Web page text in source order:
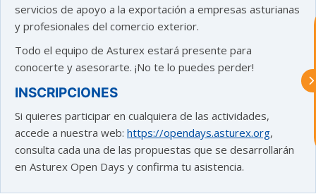
servicios de apoyo a la exportación a empresas asturianas
y profesionales del comercio exterior.
Todo el equipo de Asturex estará presente para
conocerte y asesorarte. ¡No te lo puedes perder!
INSCRIPCIONES
Si quieres participar en cualquiera de las actividades,
accede a nuestra web: https://opendays.asturex.org,
consulta cada una de las propuestas que se desarrollarán
en Asturex Open Days y confirma tu asistencia.
¡Hola, soy Astu
Estoy aquí para
tu empresa e informarte sobre los
eventos y actividades que lleva a cabo
Asturex.
Al continuar con la Conversación,
aceptas nuestra
política de privacidad
¿En que te puedo ayudar hoy?